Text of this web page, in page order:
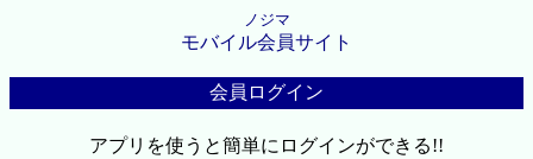
ノジマ
モバイル会員サイト
会員ログイン
アプリを使うと簡単にログインができる!!